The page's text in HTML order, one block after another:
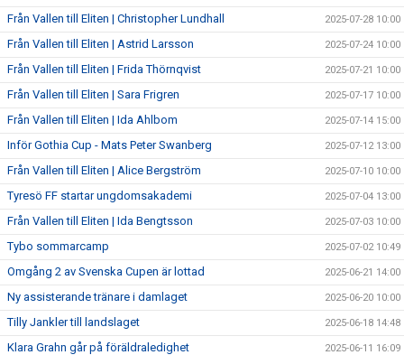
Från Vallen till Eliten | Christopher Lundhall 2025-07-28 10:00
Från Vallen till Eliten | Astrid Larsson 2025-07-24 10:00
Från Vallen till Eliten | Frida Thörnqvist 2025-07-21 10:00
Från Vallen till Eliten | Sara Frigren 2025-07-17 10:00
Från Vallen till Eliten | Ida Ahlbom 2025-07-14 15:00
Inför Gothia Cup - Mats Peter Swanberg 2025-07-12 13:00
Från Vallen till Eliten | Alice Bergström 2025-07-10 10:00
Tyresö FF startar ungdomsakademi 2025-07-04 13:00
Från Vallen till Eliten | Ida Bengtsson 2025-07-03 10:00
Tybo sommarcamp 2025-07-02 10:49
Omgång 2 av Svenska Cupen är lottad 2025-06-21 14:00
Ny assisterande tränare i damlaget 2025-06-20 10:00
Tilly Jankler till landslaget 2025-06-18 14:48
Klara Grahn går på föräldraledighet 2025-06-11 16:09